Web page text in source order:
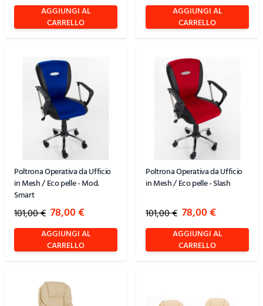
AGGIUNGI AL
CARRELLO
AGGIUNGI AL
CARRELLO
Poltrona Operativa da Ufficio
in Mesh / Eco pelle - Mod.
Smart
101,00 € Special Price
78,00 €
AGGIUNGI AL
CARRELLO
Poltrona Operativa da Ufficio
in Mesh / Eco pelle - Slash
101,00 € Special Price
78,00 €
AGGIUNGI AL
CARRELLO